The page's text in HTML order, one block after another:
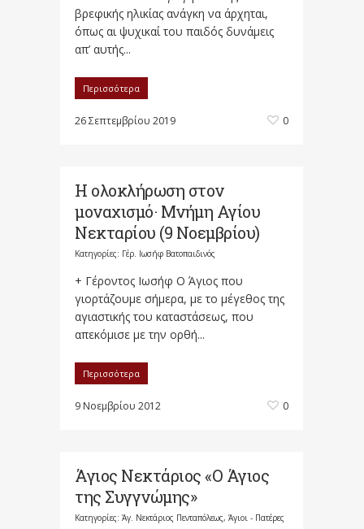
βρεφικής ηλικίας ανάγκη να άρχηται,
όπως αι ψυχικαί του παιδός δυνάμεις
απ’ αυτής...
Περισσότερα
26 Σεπτεμβρίου 2019 0
Η ολοκλήρωση στον
μοναχισμό· Μνήμη Αγίου
Νεκταρίου (9 Νοεμβρίου)
Κατηγορίες: Γέρ. Ιωσήφ Βατοπαιδινός
+ Γέροντος Ιωσήφ Ο Άγιος που
γιορτάζουμε σήμερα, με το μέγεθος της
αγιαστικής του καταστάσεως, που
απεκόμισε με την ορθή...
Περισσότερα
9 Νοεμβρίου 2012 0
Άγιος Νεκτάριος «Ο Άγιος
της Συγγνώμης»
Κατηγορίες: Άγ. Νεκτάριος Πενταπόλεως, Άγιοι - Πατέρες